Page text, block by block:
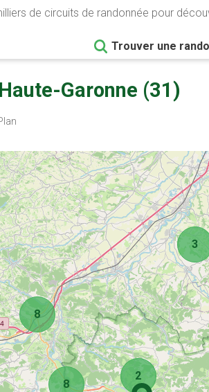
de circuits de randonnée pour
Trouver une
Garonne (31)
3
8
8
2